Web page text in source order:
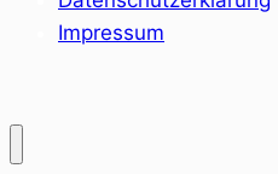
Impressum